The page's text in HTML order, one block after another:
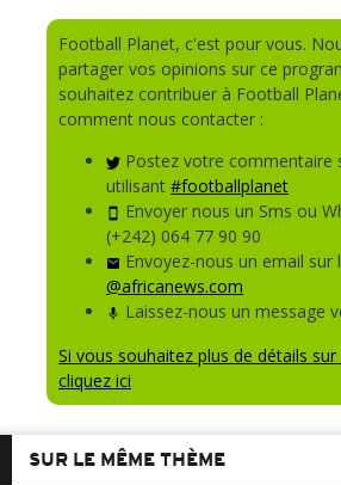
Football Planet, c'est pour vous.
partager vos opinions sur ce
souhaitez contribuer à Football
comment nous contacter :
Postez votre commentaire
utilisant #footballplanet
Envoyer nous un Sms ou
(+242) 064 77 90 90
Envoyez-nous un email
@africanews.com
Laissez-nous un message
Si vous souhaitez plus de détails
cliquez ici
SUR LE MÊME THÈME